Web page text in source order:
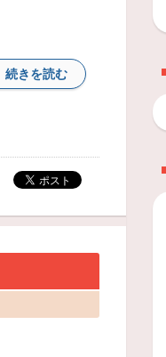
続きを読む